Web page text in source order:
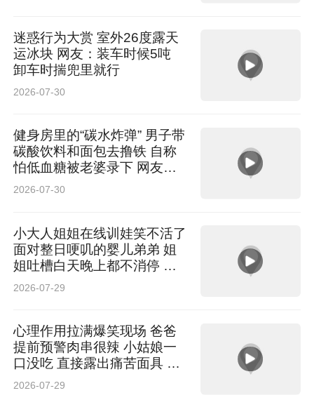
迷惑行为大赏 室外26度露天
运冰块 网友：装车时候5吨
卸车时揣兜里就行
2026-07-30
健身房里的“碳水炸弹” 男子带
碳酸饮料和面包去撸铁 自称
怕低血糖被老婆录下 网友：
我哥练哪块肌肉 咀嚼肌啊
2026-07-30
小大人姐姐在线训娃笑不活了
面对整日哽叽的婴儿弟弟 姐
姐吐槽白天晚上都不消停 网
友：小小年纪操着老妈的心
2026-07-29
心理作用拉满爆笑现场 爸爸
提前预警肉串很辣 小姑娘一
口没吃 直接露出痛苦面具 网
友：大脑已经提前替舌头感受
2026-07-29